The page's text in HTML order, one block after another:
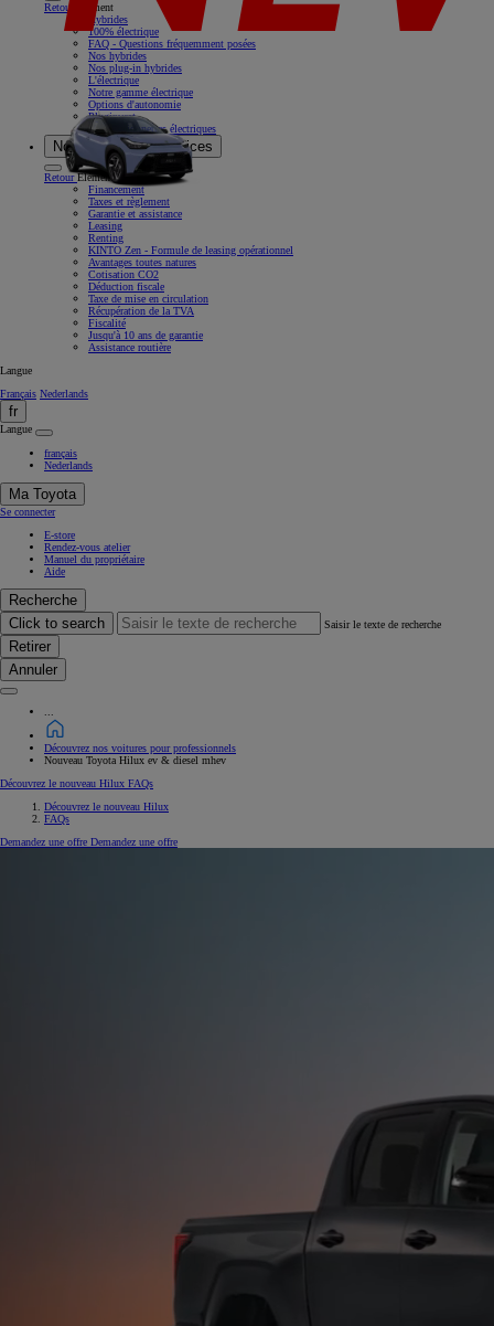
Retour
Élément
Hybrides
100% électrique
FAQ - Questions fréquemment posées
Nos hybrides
Nos plug-in hybrides
L'électrique
Notre gamme électrique
Options d'autonomie
Pluginvest
Nos camionnettes électriques
Nos solutions & services
RetourÉlément
Financement
Taxes et règlement
Garantie et assistance
Leasing
Renting
KINTO Zen - Formule de leasing opérationnel
Avantages toutes natures
Cotisation CO2
Déduction fiscale
Taxe de mise en circulation
Récupération de la TVA
Fiscalité
Jusqu'à 10 ans de garantie
Assistance routière
Langue
Français Nederlands
fr
Langue
français
Nederlands
Ma Toyota
Se connecter
E-store
Rendez-vous atelier
Manuel du propriétaire
Aide
Recherche
Click to search
Saisir le texte de recherche
Retirer
Annuler
Découvrez nos voitures pour professionnels
Nouveau Toyota Hilux ev & diesel mhev
Découvrez le nouveau Hilux FAQs
Découvrez le nouveau Hilux
FAQs
Demandez une offre Demandez une offre